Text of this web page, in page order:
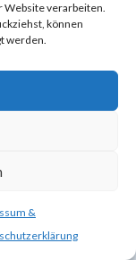
Website verarbeiten.
können
werden.
&